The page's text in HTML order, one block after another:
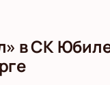
в СК